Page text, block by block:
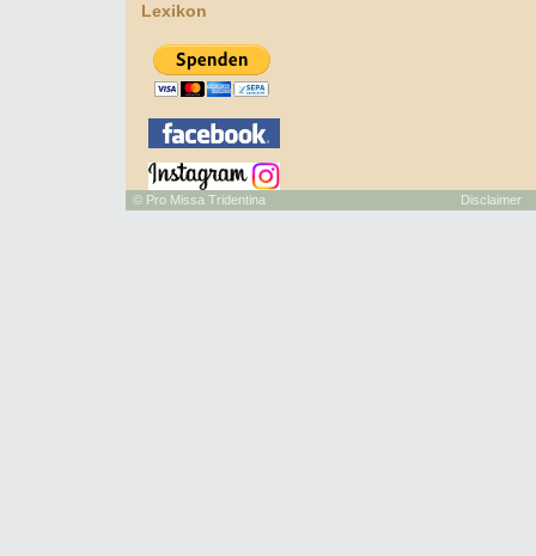
Lexikon
© Pro Missa Tridentina Disclaimer